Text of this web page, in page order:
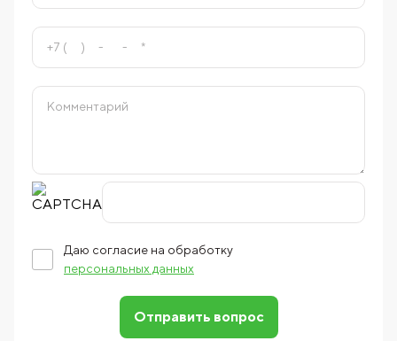
Даю согласие на обработку
персональных данных
Отправить вопрос